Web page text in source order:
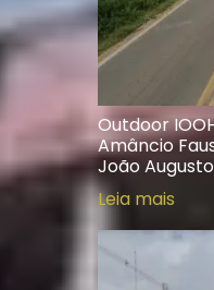
Outdoor
Amâncio
João
Leia mais